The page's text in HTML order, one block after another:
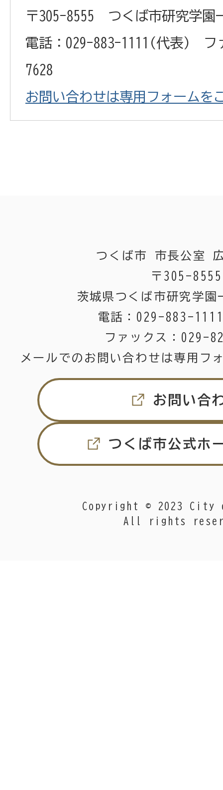
〒305-8555 つくば市研究学園
電話：029-883-1111(代表) フ
7628
お問い合わせは専用フォームを
つくば市 市長公室
〒305-8555
茨城県つくば市研究学園
電話： 029-883-
ファックス： 029-
メールでのお問い合わせは専用フ
お問い合
つくば市公式ホ
Copyright © 2023 City
All rights